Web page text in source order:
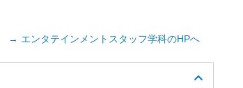
→ エンタテインメントスタッフ学科のHPへ